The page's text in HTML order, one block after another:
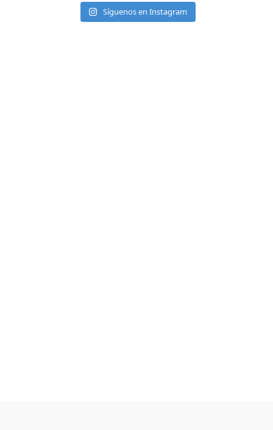
Síguenos en Instagram